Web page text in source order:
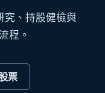
究、持股健檢與
程。
票